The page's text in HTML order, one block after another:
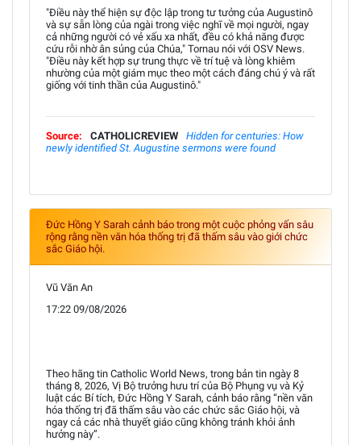
"Điều này thể hiện sự độc lập trong tư tưởng của Augustinô
và sự sẵn lòng của ngài trong việc nghĩ về mọi người, ngay
cả những người có vẻ xấu xa nhất, đều có khả năng được
cứu rỗi nhờ ân sủng của Chúa," Tornau nói với OSV News.
"Điều này kết hợp sự trung thực về trí tuệ và lòng khiêm
nhường của một giám mục theo một cách đáng chú ý và rất
giống với tinh thần của Augustinô."
Source: CATHOLICREVIEW
Hidden for centuries: How
newly identified St. Augustine sermons were found
Đức Hồng Y Sarah cảnh báo trong một cuộc phỏng vấn sâu
rộng rằng nền văn hóa thống trị đã thấm sâu vào giới chức
sắc Giáo hội.
Vũ Văn An
17:22 09/08/2026
Theo hãng tin Catholic World News, trong bản tin ngày 8
tháng 8, 2026, Vị Bộ trưởng hưu trí của Bộ Phụng vụ và Kỷ
luật các Bí tích, Đức Hồng Y Sarah, cảnh báo rằng “nền văn
hóa thống trị đã thấm sâu vào các chức sắc Giáo hội, và
ngay cả các nhà thuyết giáo cũng không tránh khỏi ảnh
hưởng này”.